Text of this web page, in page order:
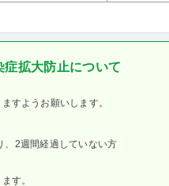
症拡大防止について
すようお願いします。
、2週間経過していない方
す。